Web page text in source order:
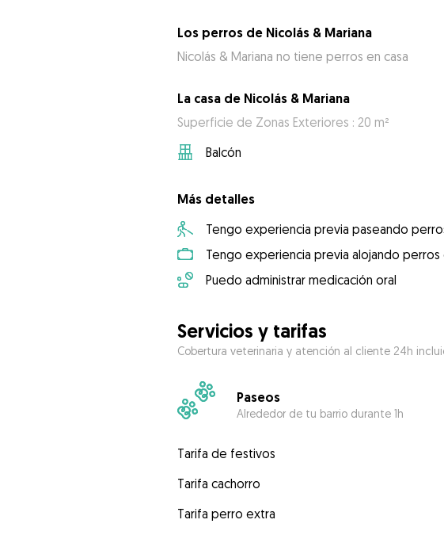
Los perros de Nicolás & Mariana
Nicolás & Mariana no tiene perros en casa
La casa de Nicolás & Mariana
Superficie de Zonas Exteriores : 20 m²
Balcón
Más detalles
Tengo experiencia previa paseando
Tengo experiencia previa alojando perros
Puedo administrar medicación oral
Servicios y tarifas
Cobertura veterinaria y atención al cliente 24h
Paseos
Alrededor de tu barrio durante 1h
Tarifa de festivos
Tarifa cachorro
Tarifa perro extra